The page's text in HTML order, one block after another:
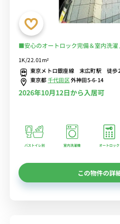
■安心のオートロック完備＆室内洗
チェア付き♪■東京メトロ東西線「末
圏内で多数の路線の利用が可能/東京
Fi格安レンタル中！
1K/22.01m²
東京メトロ銀座線 末広町駅 徒歩
東京都千代田区外神田5-6-14
2026年10月12日から入居可
バストイレ別 室内洗濯機 オートロック
この物件の詳